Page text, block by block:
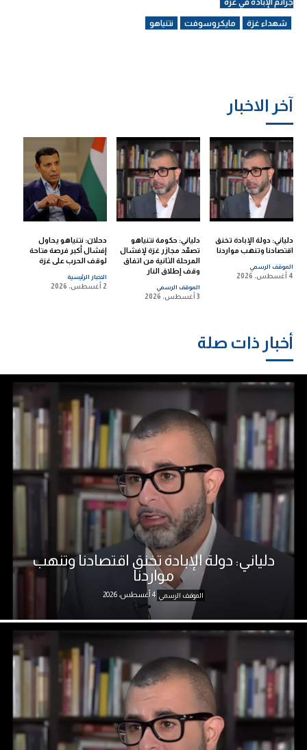
آخر الاخبار
دلياني: دولة الإبادة تخنق
اقتصادنا وتنهب مواردنا
الموقف الرسمي
4 أغسطس، 2026
دلياني: حكومة نتنياهو
تصعّد مجازر غزة لإفشال
المرحلة الثانية من اتفاق
وقف إطلاق النار
الموقف الرسمي
3 أغسطس، 2026
دحلان: نتنياهو يحاول
إفشال أكبر فرصة متاحة
لوقف الحرب على غزة
الاخبار الرئيسية
2 أغسطس، 2026
جرائم الإبادة في غزة
شهداء غزة مايكروسوفت نتنياهو
أخبار ذات صلة
دلياني: دولة الإبادة تخنق اقتصادنا وتنهب
مواردنا
الموقف الرسمي 4 أغسطس، 2026